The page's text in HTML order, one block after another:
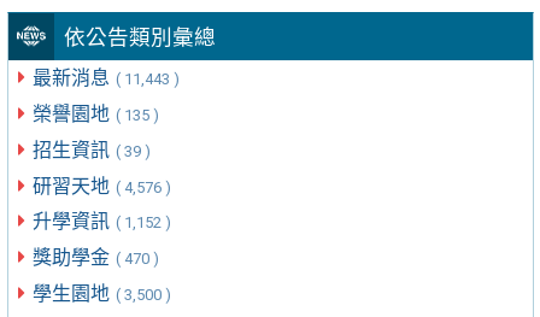
依公告類別彙總
最新消息 ( 11,443 )
榮譽園地 ( 135 )
招生資訊 ( 39 )
研習天地 ( 4,576 )
升學資訊 ( 1,152 )
獎助學金 ( 470 )
學生園地 ( 3,500 )